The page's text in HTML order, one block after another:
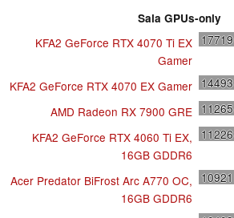
Sala GPUs-only
KFA2 GeForce RTX 4070 Ti EX
Gamer
17719
KFA2 GeForce RTX 4070 EX Gamer 14493
AMD Radeon RX 7900 GRE 11265
KFA2 GeForce RTX 4060 Ti EX,
16GB GDDR6
11226
Acer Predator BiFrost Arc A770 OC,
16GB GDDR6
10921